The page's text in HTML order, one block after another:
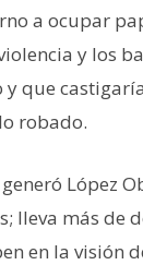
a ocupar
y los
que
robado.
López
lleva más de
en la visión